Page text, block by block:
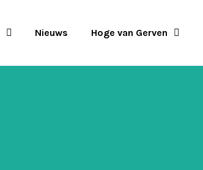
Nieuws Hoge van Gerven